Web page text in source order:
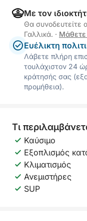
Με τον
Θα συνοδευτείτε
Γαλλικά. · Μάθετε
Ευέλικτη
Λάβετε πλήρη
τουλάχιστον 24
κράτησής σας
προμήθεια).
Τι
Καύσιμο
Εξοπλισμός
Κλιματισμός
Ανεμιστήρες
SUP